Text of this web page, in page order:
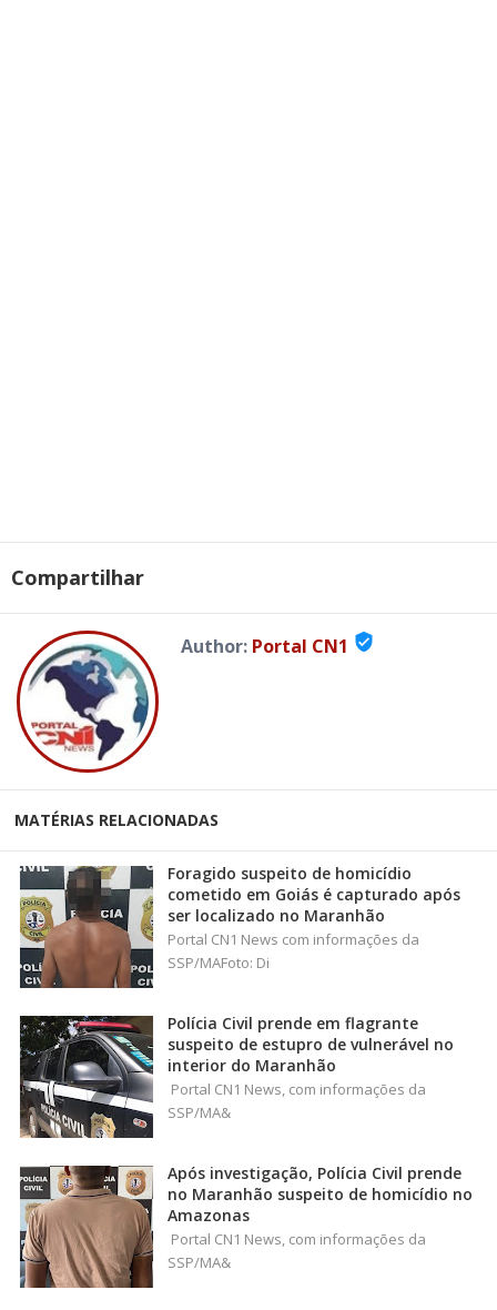
Compartilhar
Author: Portal CN1 verified_user
MATÉRIAS RELACIONADAS
Foragido suspeito de homicídio
cometido em Goiás é capturado após
ser localizado no Maranhão
Portal CN1 News com informações da
SSP/MAFoto: Di
Polícia Civil prende em flagrante
suspeito de estupro de vulnerável no
interior do Maranhão
Portal CN1 News, com informações da
SSP/MA&
Após investigação, Polícia Civil prende
no Maranhão suspeito de homicídio no
Amazonas
Portal CN1 News, com informações da
SSP/MA&